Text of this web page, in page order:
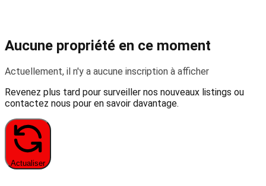
Aucune propriété en ce moment
Actuellement, il n'y a aucune inscription à afficher
Revenez plus tard pour surveiller nos nouveaux listings ou
contactez nous pour en savoir davantage.
Actualiser